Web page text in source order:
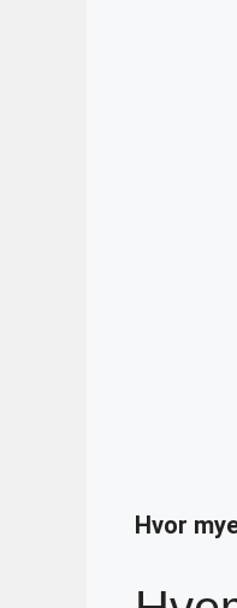
Hvor